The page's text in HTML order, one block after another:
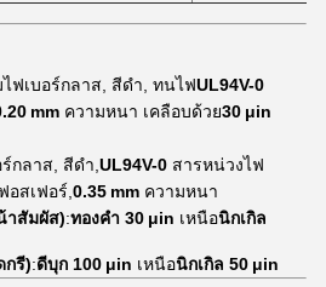
ไฟเบอร์กลาส, สีดำ, ทนไฟUL94V-0
mm ความหนา เคลือบด้วย30 μin
กลาส, สีดำ, UL94V-0 สารหน่วงไฟ
สเฟอร์, 0.35 mm ความหนา
าสัมผัส):ทองคำ 30 μin เหนือนิกเกิล
กรี):ดีบุก 100 μin เหนือนิกเกิล 50 μin